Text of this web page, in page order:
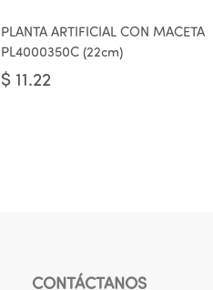
PLANTA ARTIFICIAL CON MACETA
PL4000350C (22cm)
$ 11.22
CONTÁCTANOS